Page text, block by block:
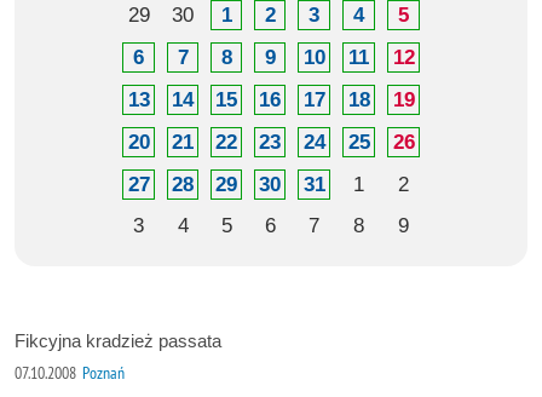
29
30 1 2 3 4
5
6
7 8 9 10 11
12
13
14 15 16 17 18
19
20
21 22 23 24 25
26
27
28 29 30 31 1
2
3
4 5 6 7 8 9
Fikcyjna kradzież passata
07.10.2008 Poznań